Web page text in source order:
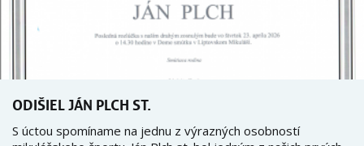
ODIŠIEL JÁN PLCH ST.
S úctou spomíname na jednu z výrazných osobností